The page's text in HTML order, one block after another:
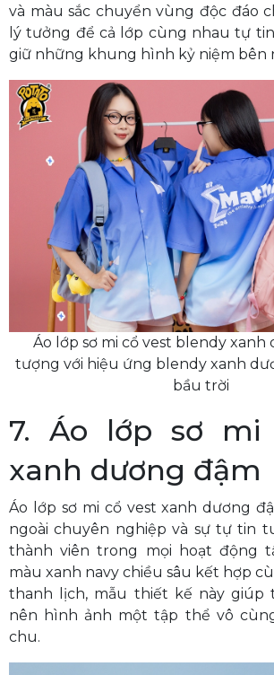
và màu sắc chuyển vùng độc đáo
lý tưởng để cả lớp cùng nhau tự
giữ những khung hình kỷ niệm bên
Áo lớp sơ mi cổ vest blendy xanh
tượng với hiệu ứng blendy xanh
bầu trời
7. Áo lớp sơ mi
xanh dương đậm
Áo lớp sơ mi cổ vest xanh dương
ngoài chuyên nghiệp và sự tự tin
thành viên trong mọi hoạt động
màu xanh navy chiều sâu kết hợp
thanh lịch, mẫu thiết kế này giúp
nên hình ảnh một tập thể vô
chu.